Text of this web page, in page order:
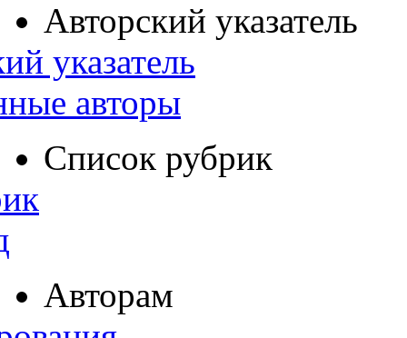
Авторский указатель
указатель
авторы
Список рубрик
Авторам